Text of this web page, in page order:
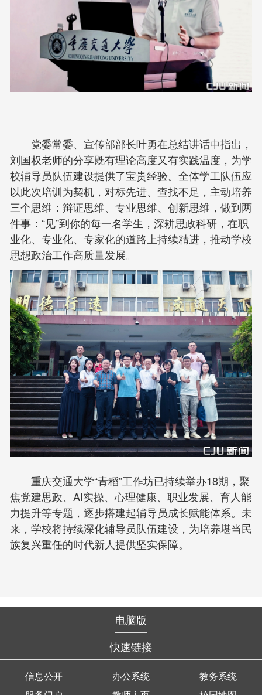
党委常委、宣传部部长叶勇在总结讲话中指出，
刘国权老师的分享既有理论高度又有实践温度，为学
校辅导员队伍建设提供了宝贵经验。全体学工队伍应
以此次培训为契机，对标先进、查找不足，主动培养
三个思维：辩证思维、专业思维、创新思维，做到两
件事：“见”到你的每一名学生，深耕思政科研，在职
业化、专业化、专家化的道路上持续精进，推动学校
思想政治工作高质量发展。
重庆交通大学“青稻”工作坊已持续举办18期，聚
焦党建思政、AI实操、心理健康、职业发展、育人能
力提升等专题，逐步搭建起辅导员成长赋能体系。未
来，学校将持续深化辅导员队伍建设，为培养堪当民
族复兴重任的时代新人提供坚实保障。
电脑版
快速链接
信息公开 办公系统
教务系统